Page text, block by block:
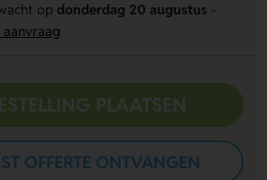
op donderdag 20 augustus
PLAATSEN
OFFERTE ONTVANGEN